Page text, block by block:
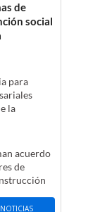
de
social
para
la
acuerdo
de